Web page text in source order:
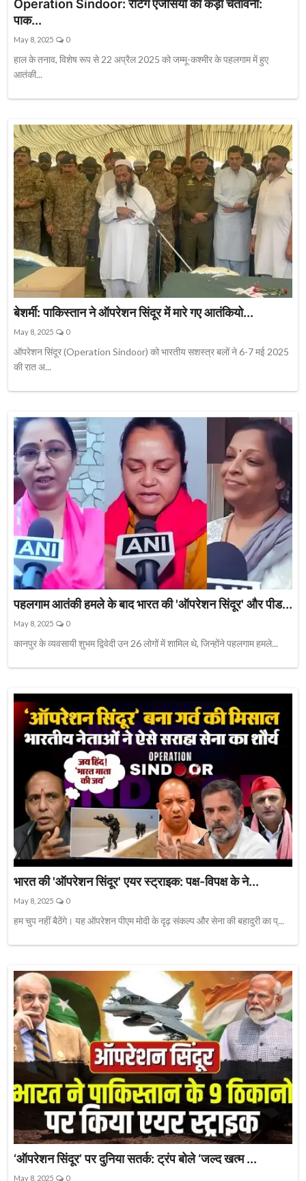
Operation Sindoor: रेटिंग एजेंसियों की कड़ी चेतावनी:
पाक...
May 8, 2025 0
हाल के तनाव, विशेष रूप से 22 अप्रैल 2025 को जम्मू-कश्मीर के पहलगाम में हुए
आतंकी...
बेशर्मी: पाकिस्तान ने ऑपरेशन सिंदूर में मारे गए आतंकियो...
May 8, 2025 0
ऑपरेशन सिंदूर (Operation Sindoor) को भारतीय सशस्त्र बलों ने 6-7 मई 2025
की रात अ...
पहलगाम आतंकी हमले के बाद भारत की 'ऑपरेशन सिंदूर' और पीड...
May 8, 2025 0
कानपुर के व्यवसायी शुभम द्विवेदी उन 26 लोगों में शामिल थे, जिन्होंने पहलगाम हमले...
भारत की 'ऑपरेशन सिंदूर' एयर स्ट्राइक: पक्ष-विपक्ष के ने...
May 8, 2025 0
हम चुप नहीं बैठेंगे। यह ऑपरेशन पीएम मोदी के दृढ़ संकल्प और सेना की बहादुरी का प्...
‘ऑपरेशन सिंदूर’ पर दुनिया सतर्क: ट्रंप बोले ‘जल्द खत्म ...
May 8, 2025 0